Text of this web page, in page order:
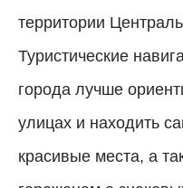
территории
Туристические
города лучше
улицах и находить
красивые места, а